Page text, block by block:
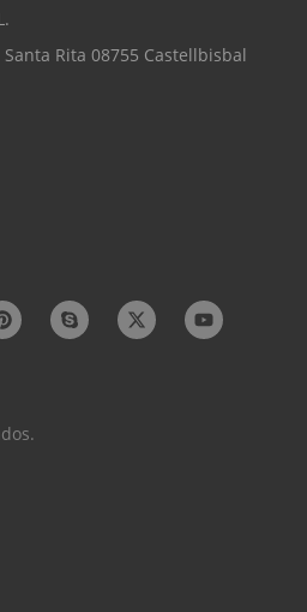
Rita 08755 Castellbisbal